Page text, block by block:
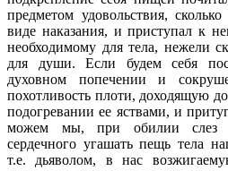
предметом удовольствия,
виде наказания, и приступал к
необходимому для тела, нежели
для души. Если будем себя
духовном попечении и
похотливость плоти, доходящую
подогревании ее яствами, и
можем мы, при обилии слез
сердечного угашать пещь тела
т.е. дьяволом, в нас